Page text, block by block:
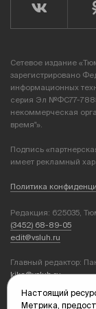
Сетевое издание
зарегистрировано
информационных
серия Эл №ФС77-
некоммерческая
время"».
Подпись
имеет рекламный
Политика
Редакция: 625035,
(3452) 68-89-05
edit@vsluh.ru
Главный редактор:
kika@vsluh.ru
По вопросам рекламы:
Настоящий
Метрика,